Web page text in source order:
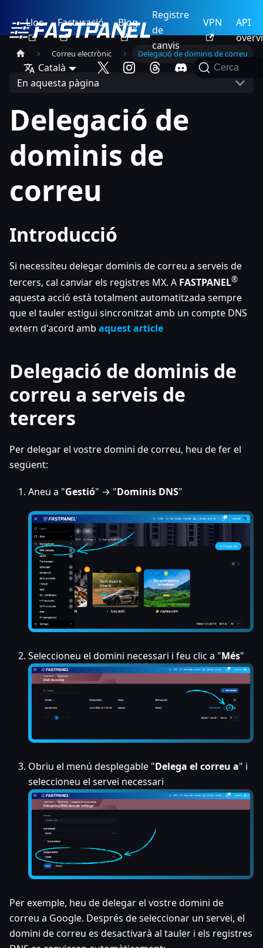
Lloc Facturació Blog
Registre
de
canvis
VPN
API
Català Cerca
Correu electrònic Delegació de dominis de correu
En aquesta pàgina
Delegació de
dominis de
correu
Introducció
Si necessiteu delegar dominis de correu a serveis de
tercers, cal canviar els registres MX. A FASTPANEL®
aquesta acció està totalment automatitzada sempre
que el tauler estigui sincronitzat amb un compte DNS
extern d'acord amb aquest article
Delegació de dominis de
correu a serveis de
tercers
Per delegar el vostre domini de correu, heu de fer el
següent:
Aneu a "Gestió" → "Dominis DNS"
Seleccioneu el domini necessari i feu clic a "Més"
Obriu el menú desplegable "Delega el correu a" i
seleccioneu el servei necessari
Per exemple, heu de delegar el vostre domini de
correu a Google. Després de seleccionar un servei, el
domini de correu es desactivarà al tauler i els registres